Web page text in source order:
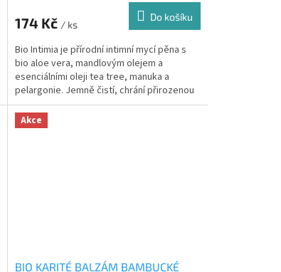
174 Kč / ks
Do košíku
Bio Intimia je přírodní intimní mycí pěna s
bio aloe vera, mandlovým olejem a
esenciálními oleji tea tree, manuka a
pelargonie. Jemně čistí, chrání přirozenou
mikroflóru a...
Akce
BIO KARITÉ BALZÁM BAMBUCKÉ